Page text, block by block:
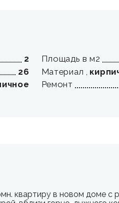
2 Площадь в м2
26 Материал
Ремонт
квартиру в новом доме